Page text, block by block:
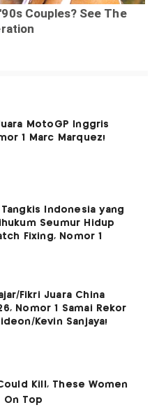
MotoGP Inggris
1 Marc Marquez!
Indonesia yang
Seumur Hidup
Fixing, Nomor 1
Fikri Juara China
Nomor 1 Samai Rekor
Kevin Sanjaya!